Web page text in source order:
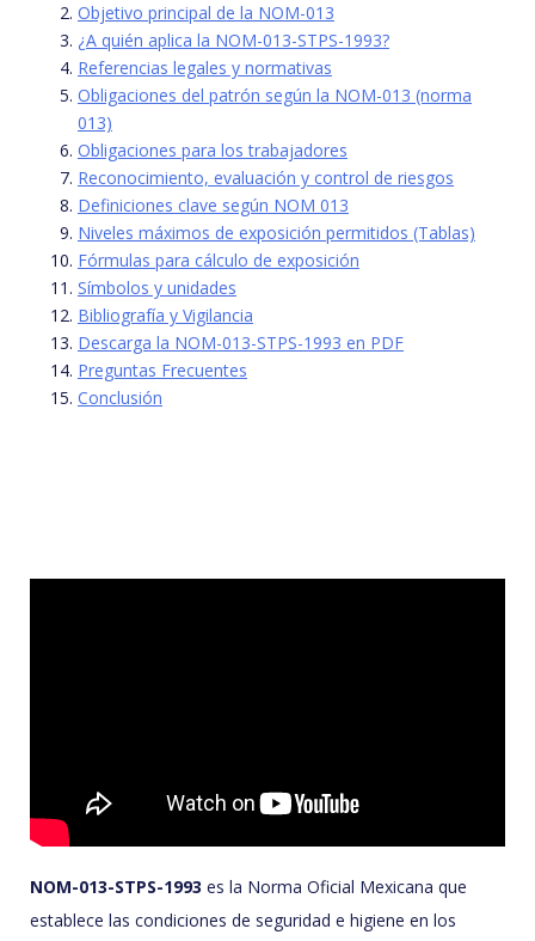
Objetivo principal de la NOM-013
¿A quién aplica la NOM-013-STPS-1993?
Referencias legales y normativas
Obligaciones del patrón según la NOM-013 (norma
013)
Obligaciones para los trabajadores
Reconocimiento, evaluación y control de riesgos
Definiciones clave según NOM 013
Niveles máximos de exposición permitidos (Tablas)
Fórmulas para cálculo de exposición
Símbolos y unidades
Bibliografía y Vigilancia
Descarga la NOM-013-STPS-1993 en PDF
Preguntas Frecuentes
Conclusión
NOM-013-STPS-1993 es la Norma Oficial Mexicana que
establece las condiciones de seguridad e higiene en los